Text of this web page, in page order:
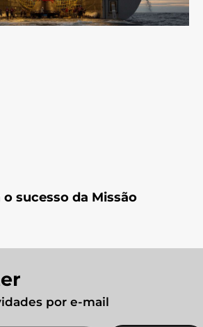
sucesso da Missão
por e-mail